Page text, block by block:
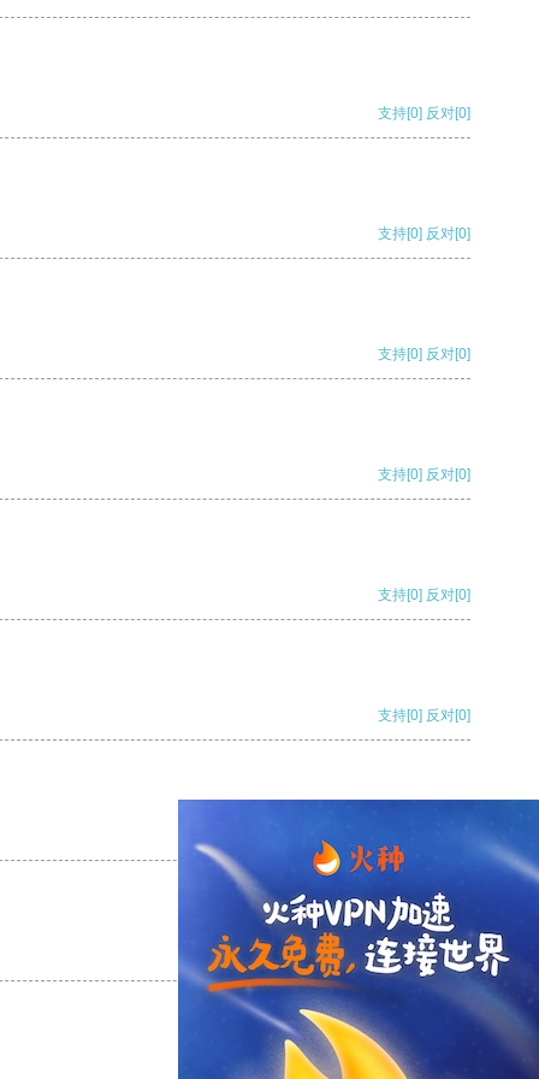
支持[0] 反对[0]
支持[0] 反对[0]
支持[0] 反对[0]
支持[0] 反对[0]
支持[0] 反对[0]
支持[0] 反对[0]
支持[0] 反对[0]